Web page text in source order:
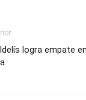
logra empate